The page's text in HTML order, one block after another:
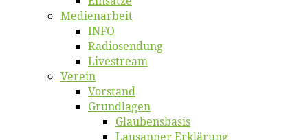
Me­di­en­ar­beit
INFO
Ra­dio­sen­dung
Live­stream
Ver­ein
Vor­stand
Grund­la­gen
Glaubens­ba­sis
Lausan­ner Erklärung